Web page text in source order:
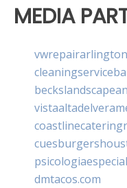
MEDIA
dmtacos.com